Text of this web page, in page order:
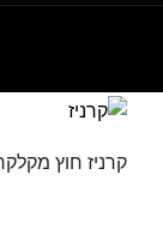
קרניז חוץ